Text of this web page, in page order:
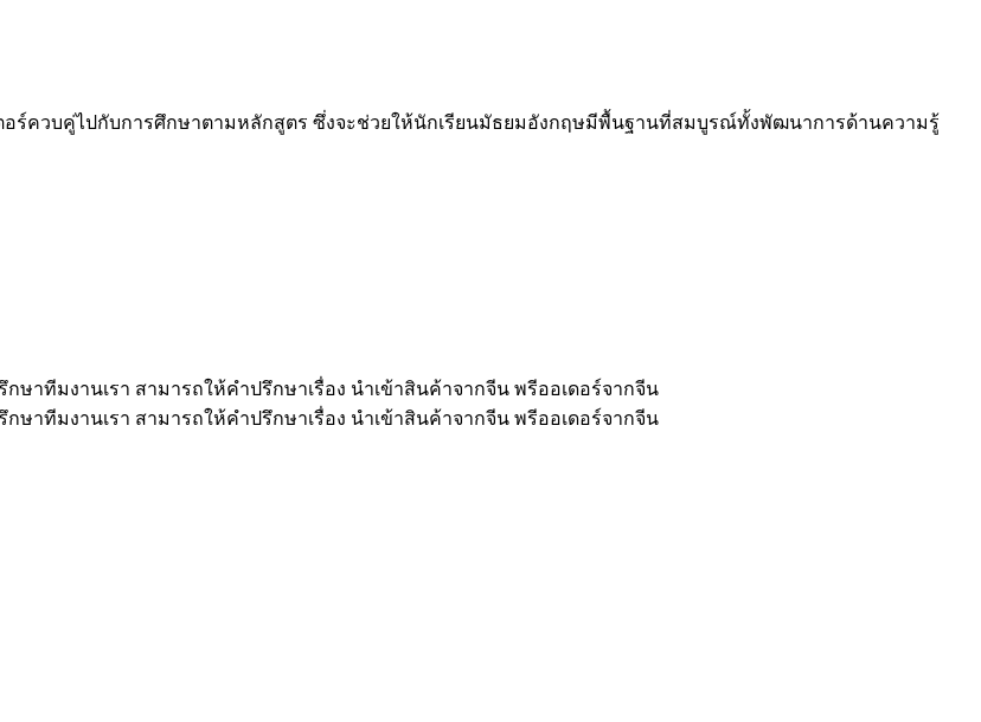
ร์ควบคู่ไปกับการศึกษาตามหลักสูตร ซึ่งจะช่วยให้นักเรียนมัธยมอังกฤษมีพื้นฐานที่สมบูรณ์ทั้งพัฒนาการด้านความรู้
ษาทีมงานเรา สามารถให้คำปรึกษาเรื่อง นำเข้าสินค้าจากจีน พรีออเดอร์จากจีน
ษาทีมงานเรา สามารถให้คำปรึกษาเรื่อง นำเข้าสินค้าจากจีน พรีออเดอร์จากจีน